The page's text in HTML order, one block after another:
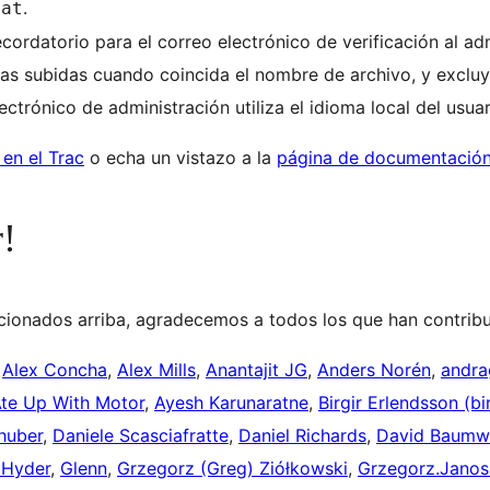
.
para el correo electrónico de verificación al
subidas cuando coincida el nombre de archivo, y
de administración utiliza el idioma local del
el Trac o echa un vistazo a la página de
arriba, agradecemos a todos los que han
Alex Concha, Alex Mills, Anantajit JG, Anders Norén,
Up With Motor, Ayesh Karunaratne, Birgir Erlendsson
, Daniele Scasciafratte, Daniel Richards, David
, Glenn, Grzegorz (Greg) Ziółkowski,